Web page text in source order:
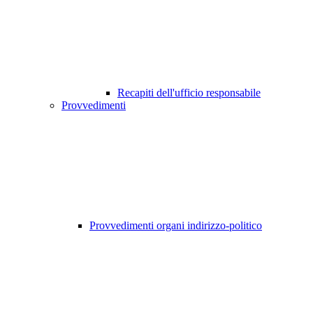
Recapiti dell'ufficio responsabile
Provvedimenti
Provvedimenti organi indirizzo-politico